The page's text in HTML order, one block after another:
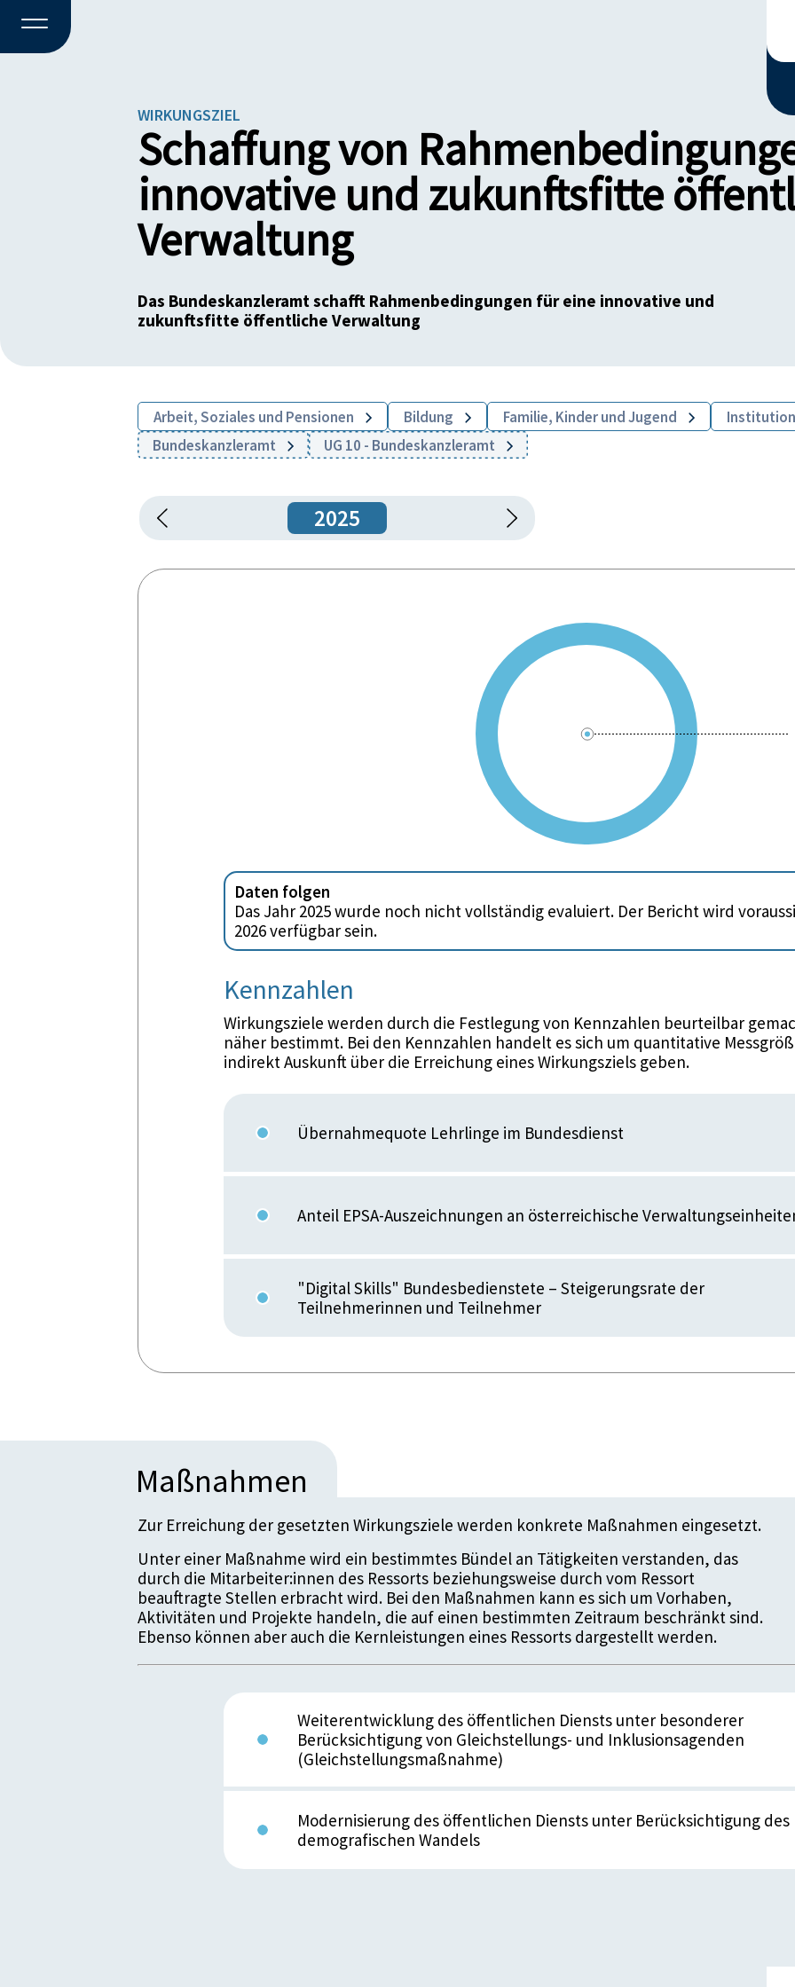
WIRKUNGSZIEL
Schaffung von
innovative und zukunftsfitte
Verwaltung
Das Bundeskanzleramt schafft Rahmenbedingungen für eine innovative und
zukunftsfitte öffentliche Verwaltung
Arbeit, Soziales und Pensionen Bildung Familie, Kinder und Jugend
Bundeskanzleramt
UG 10 - Bundeskanzleramt
2025
Daten folgen
Das Jahr 2025 wurde noch nicht vollständig evaluiert. Der Bericht wird
2026 verfügbar sein.
Kennzahlen
Wirkungsziele werden durch die Festlegung von Kennzahlen beurteilbar
näher bestimmt. Bei den Kennzahlen handelt es sich um quantitative
indirekt Auskunft über die Erreichung eines Wirkungsziels geben.
Übernahmequote Lehrlinge im Bundesdienst
Anteil EPSA-Auszeichnungen an österreichische
"Digital Skills" Bundesbedienstete – Steigerungsrate der
Teilnehmerinnen und Teilnehmer
Maßnahmen
Zur Erreichung der gesetzten Wirkungsziele werden konkrete Maßnahmen eingesetzt.
Unter einer Maßnahme wird ein bestimmtes Bündel an Tätigkeiten verstanden, das
durch die Mitarbeiter:innen des Ressorts beziehungsweise durch vom Ressort
beauftragte Stellen erbracht wird. Bei den Maßnahmen kann es sich um Vorhaben,
Aktivitäten und Projekte handeln, die auf einen bestimmten Zeitraum beschränkt sind.
Ebenso können aber auch die Kernleistungen eines Ressorts dargestellt werden.
Weiterentwicklung des öffentlichen Diensts unter besonderer
Berücksichtigung von Gleichstellungs- und Inklusionsagenden
(Gleichstellungsmaßnahme)
Modernisierung des öffentlichen Diensts unter Berücksichtigung des
demografischen Wandels